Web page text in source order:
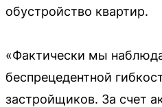
обустройство квартир.
«Фактически мы
беспрецедентной
застройщиков. За счет